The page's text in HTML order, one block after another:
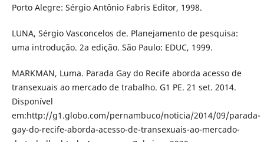
Porto Alegre: Sérgio Antônio Fabris Editor, 1998.
LUNA, Sérgio Vasconcelos de. Planejamento de pesquisa:
uma introdução. 2a edição. São Paulo: EDUC, 1999.
MARKMAN, Luma. Parada Gay do Recife aborda acesso de
transexuais ao mercado de trabalho. G1 PE. 21 set. 2014.
Disponível
em:http://g1.globo.com/pernambuco/noticia/2014/09/parada-
gay-do-recife-aborda-acesso-de-transexuais-ao-mercado-